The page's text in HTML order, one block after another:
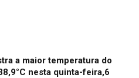
a maior temperatura do
nesta quinta-feira,6